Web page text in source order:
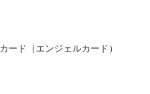
ード（エンジェルカード）